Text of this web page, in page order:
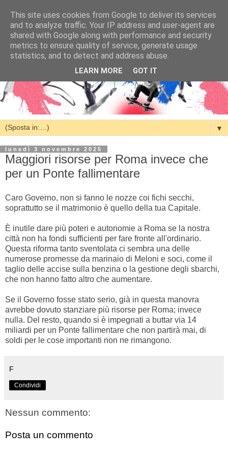
▼
lunedì 3 novembre 2025
Maggiori risorse per Roma invece che
per un Ponte fallimentare
Caro Governo, non si fanno le nozze coi fichi secchi,
soprattutto se il matrimonio è quello della tua Capitale.
È inutile dare più poteri e autonomie a Roma se la nostra
città non ha fondi sufficienti per fare fronte all'ordinario.
Questa riforma tanto sventolata ci sembra una delle
numerose promesse da marinaio di Meloni e soci, come il
taglio delle accise sulla benzina o la gestione degli sbarchi,
che non hanno fatto altro che aumentare.
Se il Governo fosse stato serio, già in questa manovra
avrebbe dovuto stanziare più risorse per Roma; invece
nulla. Del resto, quando si è impegnati a buttar via 14
miliardi per un Ponte fallimentare che non partirà mai, di
soldi per le cose importanti non ne rimangono.
F
Condividi
Nessun commento:
Posta un commento
This site uses cookies from Google to deliver its services
and to analyze traffic. Your IP address and user-agent are
shared with Google along with performance and security
metrics to ensure quality of service, generate usage
statistics, and to detect and address abuse.
LEARN MORE GOT IT